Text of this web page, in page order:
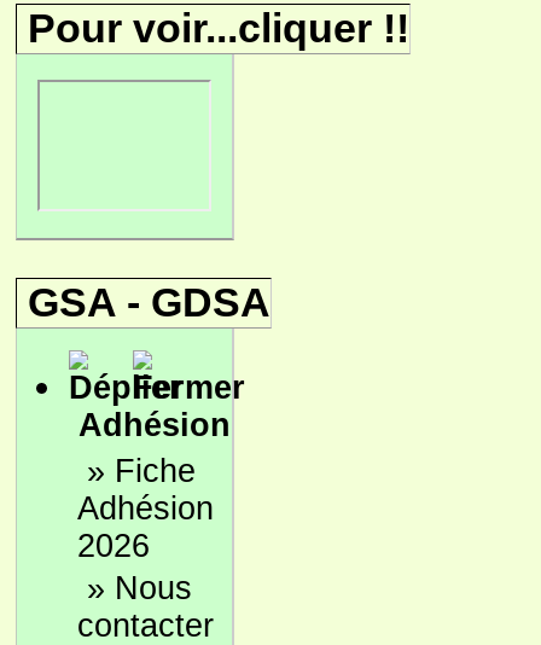
Pour voir...cliquer !!
GSA - GDSA
Adhésion
» Fiche
Adhésion
2026
» Nous
contacter